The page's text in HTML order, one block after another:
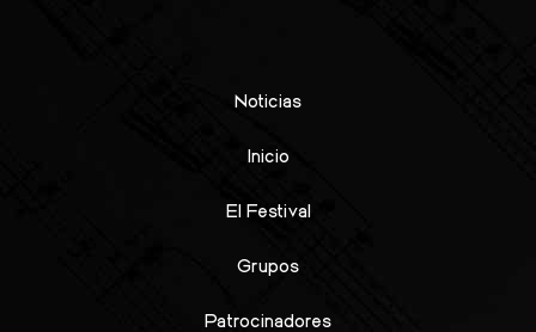
Noticias
Inicio
El Festival
Grupos
Patrocinadores